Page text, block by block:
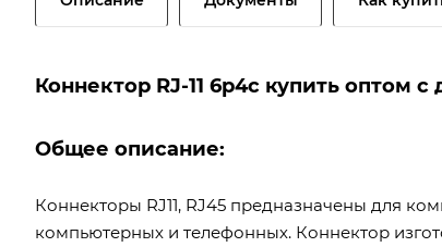
Коннектор RJ-11 6p4c купить оптом с
Общее описание:
Коннекторы RJ11, RJ45 предназначены для
компьютерных и телефонных. Коннектор